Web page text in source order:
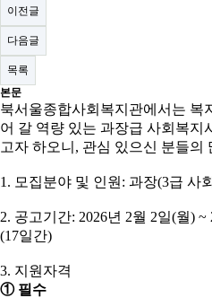
이전글
다음글
목록
본문
북서울종합사회복지관에서는 복
어 갈 역량 있는 과장급 사회복지
고자 하오니 , 관심 있으신 분들의
1. 모집분야 및 인원 : 과장(3급 사
2. 공고기간: 2026년 2월 2일(월) ~
(17일간)
3. 지원자격
① 필수